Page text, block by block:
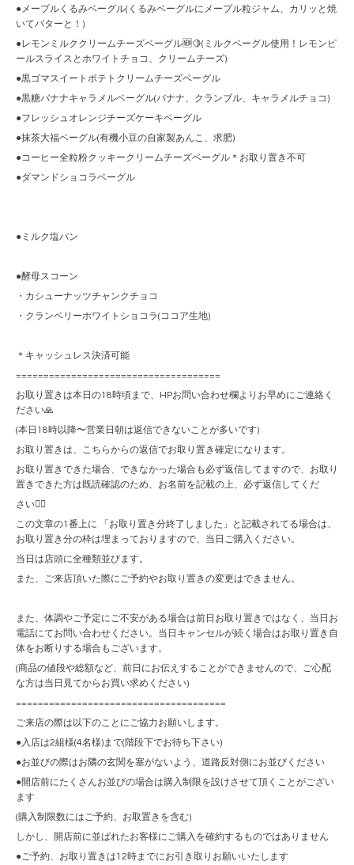
●メープルくるみベーグル(くるみベーグルにメープル粒ジャム、カリッと焼
いてバターと！)
●レモンミルククリームチーズベーグル🆕🍋(ミルクベーグル使用！レモンピ
ールスライスとホワイトチョコ、クリームチーズ)
●黒ゴマスイートポテトクリームチーズベーグル
●黒糖バナナキャラメルベーグル(バナナ、クランブル、キャラメルチョコ)
●フレッシュオレンジチーズケーキベーグル
●抹茶大福ベーグル(有機小豆の自家製あんこ、求肥)
●コーヒー全粒粉クッキークリームチーズベーグル＊お取り置き不可
●ダマンドショコラベーグル
●ミルク塩パン
●酵母スコーン
・カシューナッツチャンクチョコ
・クランベリーホワイトショコラ(ココア生地)
＊キャッシュレス決済可能
=====================================
お取り置きは本日の18時頃まで、HPお問い合わせ欄よりお早めにご連絡く
ださい🙏
(本日18時以降〜営業日朝は返信できないことが多いです)
お取り置きは、こちらからの返信でお取り置き確定になります。
お取り置きできた場合、できなかった場合も必ず返信してますので、お取り
置きできた方は既読確認のため、お名前を記載の上、必ず返信してくだ
さい🙇‍♀️
この文章の1番上に 「お取り置き分終了しました」と記載されてる場合は、
お取り置き分の枠は埋まっておりますので、当日ご購入ください。
当日は店頭に全種類並びます。
また、ご来店頂いた際にご予約やお取り置きの変更はできません。
また、体調やご予定にご不安がある場合は前日お取り置きではなく、当日お
電話にてお問い合わせください。当日キャンセルが続く場合はお取り置き自
体をお断りする場合もございます。
(商品の値段や総額など、前日にお伝えすることができませんので、ご心配
な方は当日見てからお買い求めください)
======================================
ご来店の際は以下のことにご協力お願いします。
●入店は2組様(4名様)まで(階段下でお待ち下さい)
●お並びの際はお隣の玄関を塞がないよう、道路反対側にお並びください
●開店前にたくさんお並びの場合は購入制限を設けさせて頂くことがござい
ます
(購入制限数にはご予約、お取置きを含む)
しかし、開店前に並ばれたお客様にご購入を確約するものではありません
●ご予約、お取り置きは12時までにお引き取りお願いいたします